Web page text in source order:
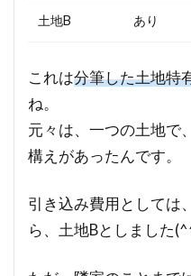
土地B あり
これは分筆した土地特
ね。
元々は、一つの土地で
構えがあったんです。
引き込み費用としては
ら、土地Bとしました